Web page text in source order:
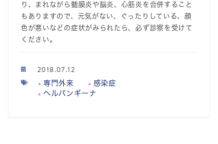
り、まれながら髄膜炎や脳炎、心筋炎を合併すること
もありますので、元気がない、ぐったりしている、顔
色が悪いなどの症状がみられたら、必ず診察を受けて
ください。
2018.07.12
専門外来
感染症
ヘルパンギーナ